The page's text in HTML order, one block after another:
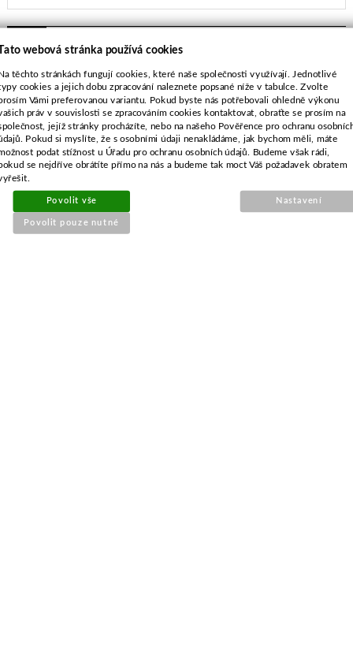
SOUVISEJÍCÍ PRODUKTY
Membránová sada pro ZAMA
GND-51
webová stránka používá cookies
těchto stránkách fungují cookies, které naše společnosti využívají. Jednotlivé
cookies a jejich dobu zpracování naleznete popsané níže v tabulce. Zvolte
Vámi preferovanou variantu. Pokud byste nás potřebovali ohledně výkonu
práv v souvislosti se zpracováním cookies kontaktovat, obraťte se prosím na
jejíž stránky procházíte, nebo na našeho Pověřence pro ochranu
Pokud si myslíte, že s osobními údaji nenakládáme, jak bychom měli, máte
podat stížnost u Úřadu pro ochranu osobních údajů. Budeme však rádi,
se nejdříve obrátíte přímo na nás a budeme tak moct Váš požadavek obratem
Povolit vše
Povolit pouze nutné
Nastavení